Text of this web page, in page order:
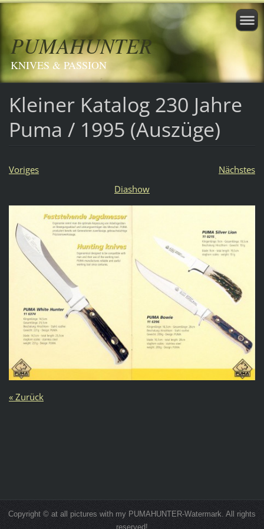
PUMAHUNTER
KNIVES & PASSION
Kleiner Katalog 230 Jahre
Puma / 1995 (Auszüge)
Voriges
Nächstes
Diashow
« Zurück
Copyright © at all pictures with my PUMAHUNTER-Watermark. All rights
reserved!